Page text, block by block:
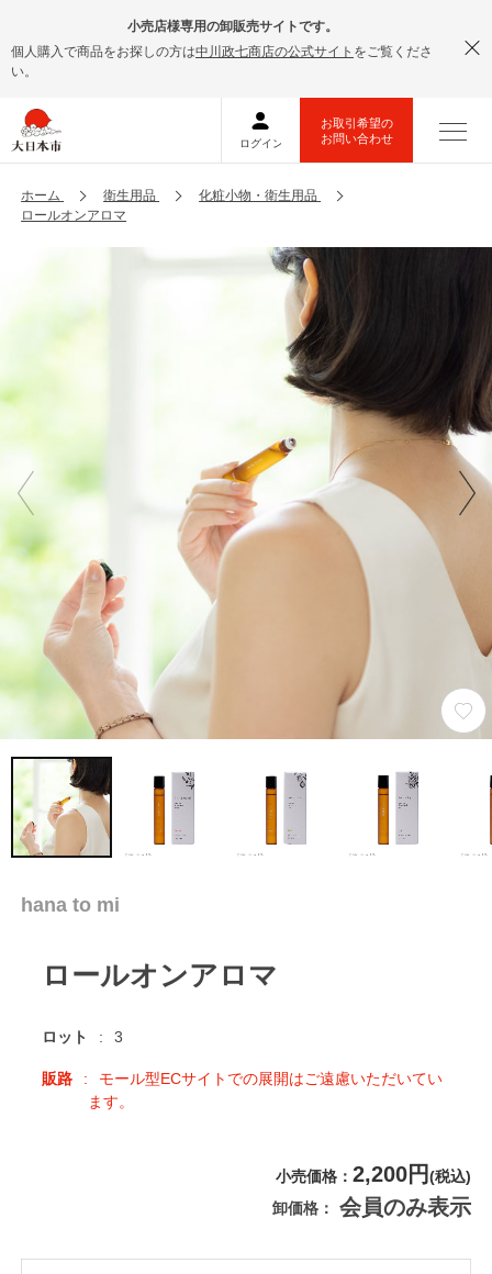
小売店様専用の卸販売サイトです。
個人購入で商品をお探しの方は中川政七商店の公式サイト をご覧くださ
い。
ホーム 衛生用品
化粧小物・衛生用品
ロールオンアロマ
hana to mi
ロールオンアロマ
ロット 3
販路
モール型ECサイトでの展開はご遠慮いただいてい
ます。
小売価格 2,200円(税込)
卸価格
会員のみ表示